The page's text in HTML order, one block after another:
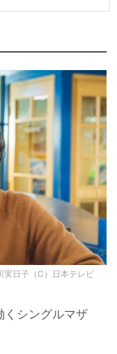
実日子（C）日本テレビ
くシングルマザ